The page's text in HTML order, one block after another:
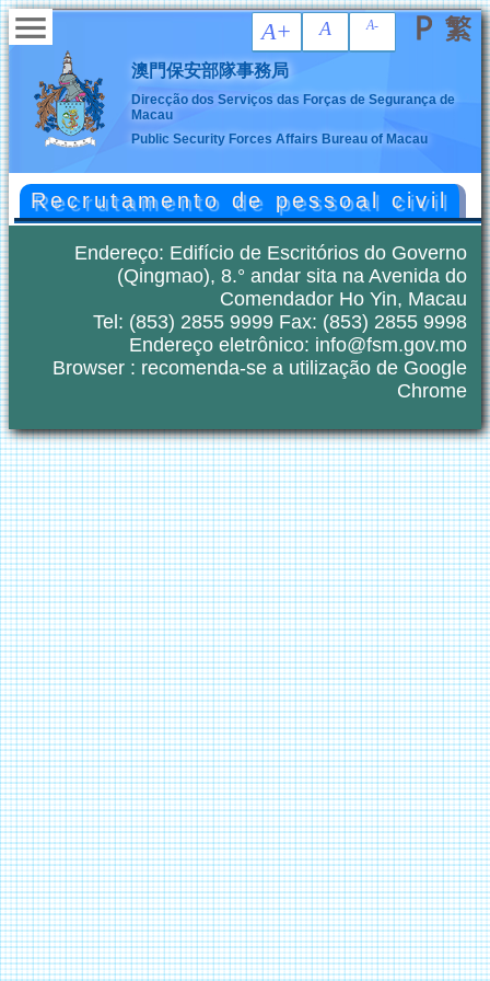
澳門保安部隊事務局
Direcção dos Serviços das Forças de Segurança de
Macau
Public Security Forces Affairs Bureau of Macau
A-
A
A+
Recrutamento de pessoal civil
Endereço: Edifício de Escritórios do Governo
(Qingmao), 8.° andar sita na Avenida do
Comendador Ho Yin, Macau
Tel: (853) 2855 9999 Fax: (853) 2855 9998
Endereço eletrônico: info@fsm.gov.mo
Browser : recomenda-se a utilização de Google
Chrome